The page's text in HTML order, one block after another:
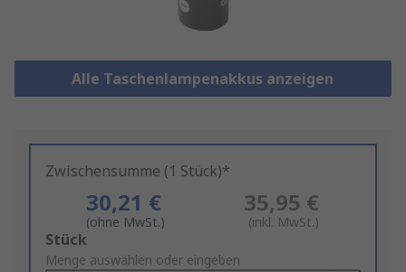
Alle Taschenlampenakkus anzeigen
Zwischensumme (1 Stück)*
30,21 €
(ohne MwSt.)
35,95 €
(inkl. MwSt.)
Add
to
Stück
Menge auswählen oder eingeben